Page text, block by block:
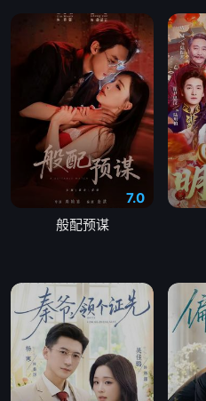
7.0
般配预谋